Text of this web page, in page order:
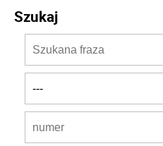
Szukaj